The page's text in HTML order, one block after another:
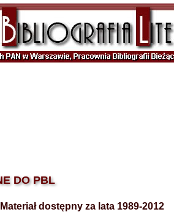
DO PBL
Materiał dostępny za lata 1989-2012